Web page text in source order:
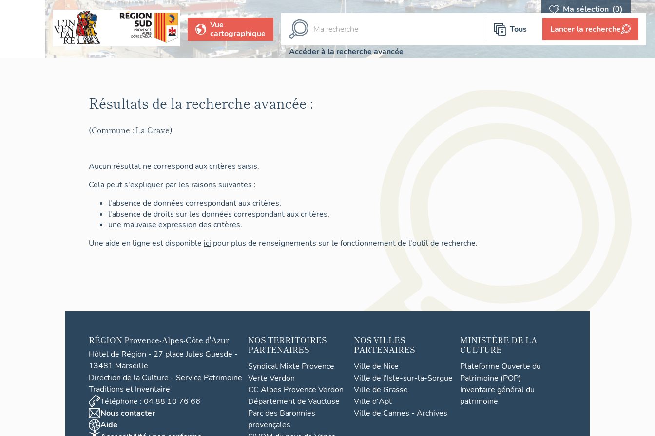
Ma sélection (0)
Vue
cartographique
Tous Lancer la recherche
Accéder à la recherche avancée
Résultats de la recherche avancée :
(Commune : La Grave)
Aucun résultat ne correspond aux critères saisis.
Cela peut s'expliquer par les raisons suivantes :
l'absence de données correspondant aux critères,
l'absence de droits sur les données correspondant aux critères,
une mauvaise expression des critères.
Une aide en ligne est disponible ici pour plus de renseignements sur le fonctionnement de l'outil de recherche.
RÉGION Provence-Alpes-Côte d'Azur
Hôtel de Région - 27 place Jules Guesde -
13481 Marseille
Direction de la Culture - Service Patrimoine
Traditions et Inventaire
Téléphone : 04 88 10 76 66
Nous contacter
Aide
NOS TERRITOIRES
PARTENAIRES
Syndicat Mixte Provence
Verte Verdon
CC Alpes Provence Verdon
Département de Vaucluse
Parc des Baronnies
provençales
NOS VILLES
PARTENAIRES
Ville de Nice
Ville de l'Isle-sur-la-Sorgue
Ville de Grasse
Ville d'Apt
Ville de Cannes - Archives
MINISTÈRE DE LA
CULTURE
Plateforme Ouverte du
Patrimoine (POP)
Inventaire général du
patrimoine